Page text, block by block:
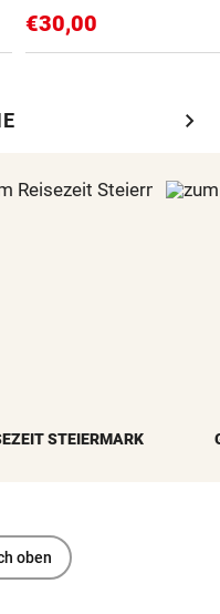
€30,00
chevron_right
STEIERMARK
oben